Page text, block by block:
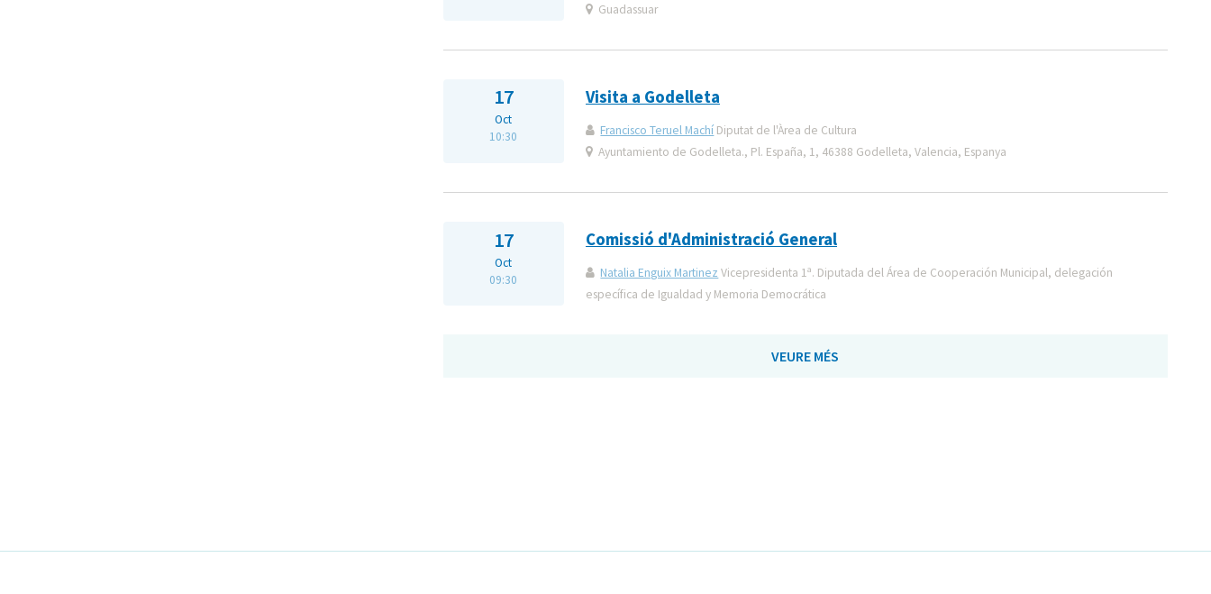
Guadassuar
17
Oct
10:30
Visita a Godelleta
Francisco Teruel Machí Diputat de l'Àrea de Cultura
Ayuntamiento de Godelleta., Pl. España, 1, 46388 Godelleta, Valencia, Espanya
17
Oct
09:30
Comissió d'Administració General
Natalia Enguix Martinez Vicepresidenta 1ª. Diputada del Área de Cooperación Municipal, delegación
específica de Igualdad y Memoria Democrática
VEURE MÉS